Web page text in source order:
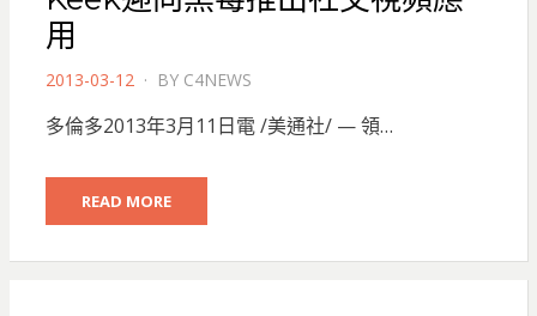
用
POSTED
2013-03-12 BY C4NEWS
多倫多2013年3月11日電 /美通社/ — 領…
READ MORE